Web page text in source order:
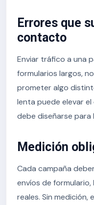
Errores que
contacto
Enviar tráfico a una
formularios largos,
prometer algo
lenta puede elevar
debe diseñarse para
Medición
Cada campaña
envíos de
reales. Sin medición,